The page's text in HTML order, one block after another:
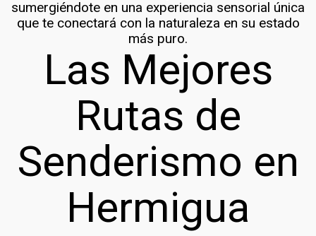
sumergiéndote en una experiencia sensorial única
que te conectará con la naturaleza en su estado
más puro.
Las Mejores
Rutas de
Senderismo en
Hermigua